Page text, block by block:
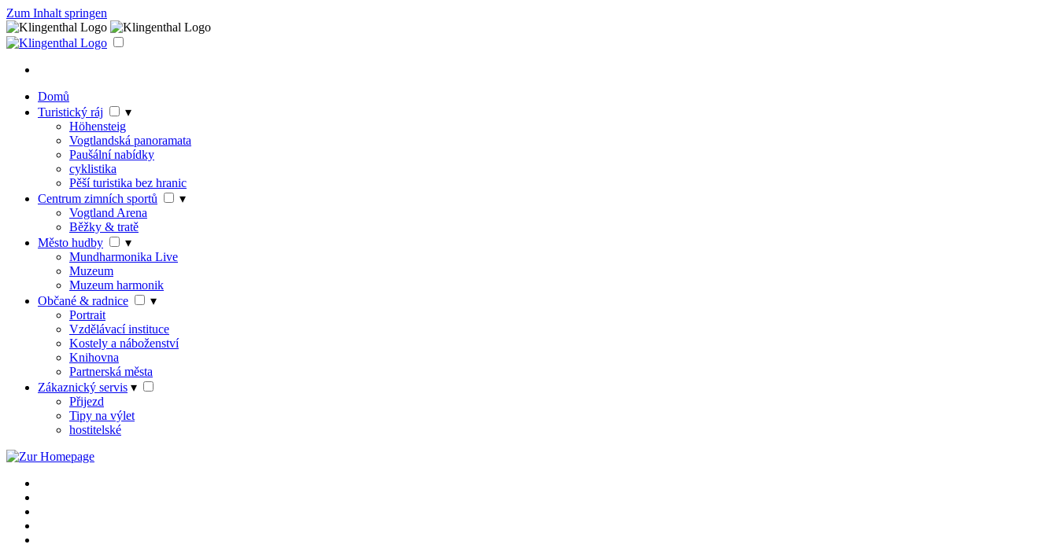
Zum Inhalt springen
Domů
Turistický ráj
▾
Höhensteig
Vogtlandská panoramata
Paušální nabídky
cyklistika
Pěší turistika bez hranic
Centrum zimních sportů
▾
Vogtland Arena
Běžky & tratě
Město hudby
▾
Mundharmonika Live
Muzeum
Muzeum harmonik
Občané & radnice
▾
Portrait
Vzdělávací instituce
Kostely a náboženství
Knihovna
Partnerská města
Zákaznický servis ▾
Přijezd
Tipy na výlet
hostitelské